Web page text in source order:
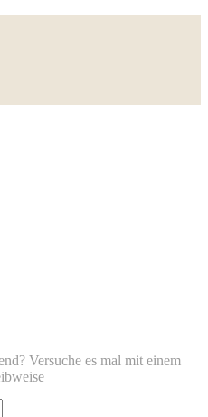
Versuche es mal mit einem